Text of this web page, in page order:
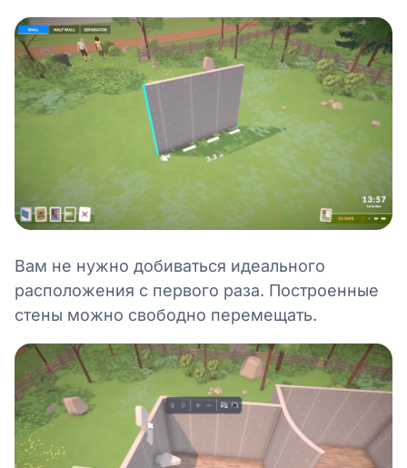
Вам не нужно добиваться идеального
расположения с первого раза. Построенные
стены можно свободно перемещать.